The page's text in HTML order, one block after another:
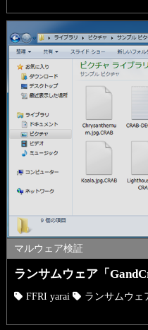
マルウェア検証
ランサムウェア「
FFRI yarai ランサムウェ